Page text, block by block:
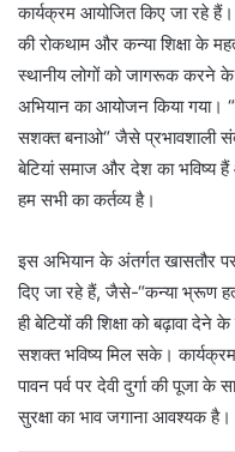
कार्यक्रम आयोजित किए जा रहे
की रोकथाम और कन्या शिक्षा के
स्थानीय लोगों को जागरूक करने
अभियान का आयोजन किया गया।
सशक्त बनाओ“ जैसे प्रभावशाली
बेटियां समाज और देश का भविष्य
हम सभी का कर्तव्य है।
इस अभियान के अंतर्गत खासतौर
दिए जा रहे हैं, जैसे-“कन्या भ्रूण
ही बेटियों की शिक्षा को बढ़ावा
सशक्त भविष्य मिल सके।
पावन पर्व पर देवी दुर्गा की पूजा
सुरक्षा का भाव जगाना आवश्यक है।